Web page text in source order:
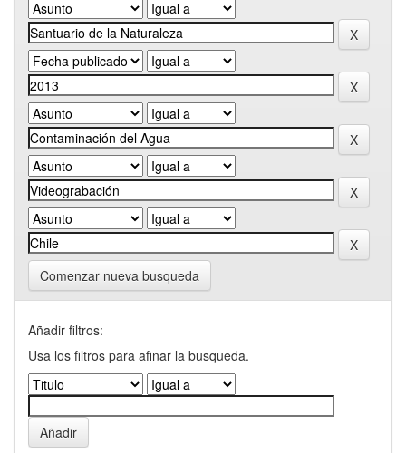
Comenzar nueva busqueda
Añadir filtros:
Usa los filtros para afinar la busqueda.